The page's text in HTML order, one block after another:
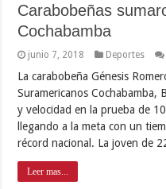
Carabobeñas
Cochabamba
junio 7, 2018 Deportes
La carabobeña Génesis
Suramericanos Cochabamba,
y velocidad en la prueba de
llegando a la meta con un
récord nacional. La joven de
Leer mas...